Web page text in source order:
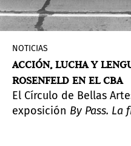
NOTICIAS
ACCIÓN, LUCHA Y
ROSENFELD EN EL CBA
El Círculo de Bellas
exposición By Pass. La